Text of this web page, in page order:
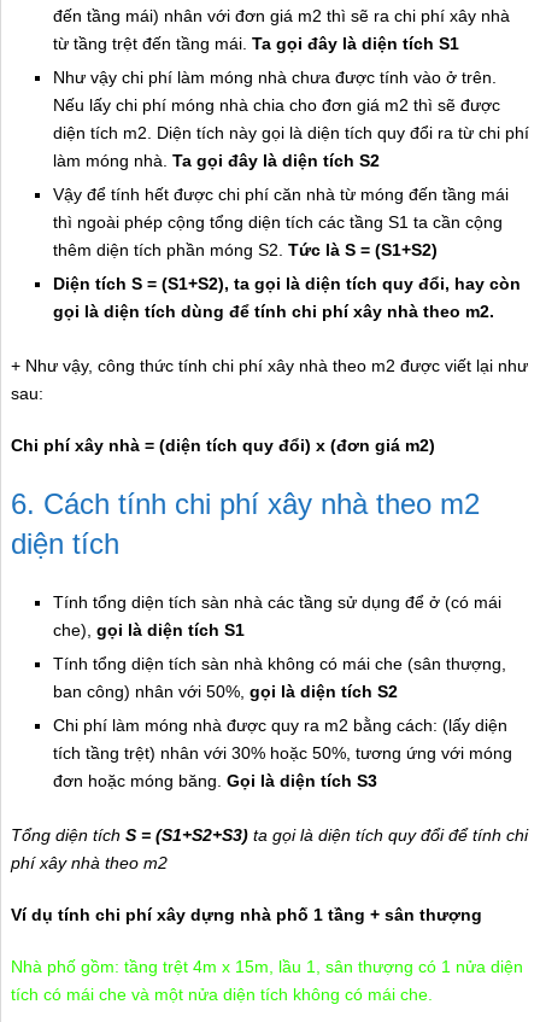
đến tầng mái) nhân với đơn giá m2 thì sẽ ra chi phí xây nhà
từ tầng trệt đến tầng mái. Ta gọi đây là diện tích S1
Như vậy chi phí làm móng nhà chưa được tính vào ở trên.
Nếu lấy chi phí móng nhà chia cho đơn giá m2 thì sẽ được
diện tích m2. Diện tích này gọi là diện tích quy đổi ra từ chi phí
làm móng nhà. Ta gọi đây là diện tích S2
Vậy để tính hết được chi phí căn nhà từ móng đến tầng mái
thì ngoài phép cộng tổng diện tích các tầng S1 ta cần cộng
thêm diện tích phần móng S2. Tức là S = (S1+S2)
Diện tích S = (S1+S2), ta gọi là diện tích quy đổi, hay còn
gọi là diện tích dùng để tính chi phí xây nhà theo m2.
+ Như vậy, công thức tính chi phí xây nhà theo m2 được viết lại như
sau:
Chi phí xây nhà = (diện tích quy đổi) x (đơn giá m2)
6. Cách tính chi phí xây nhà theo m2
diện tích
Tính tổng diện tích sàn nhà các tầng sử dụng để ở (có mái
che), gọi là diện tích S1
Tính tổng diện tích sàn nhà không có mái che (sân thượng,
ban công) nhân với 50%, gọi là diện tích S2
Chi phí làm móng nhà được quy ra m2 bằng cách: (lấy diện
tích tầng trệt) nhân với 30% hoặc 50%, tương ứng với móng
đơn hoặc móng băng. Gọi là diện tích S3
Tổng diện tích S = (S1+S2+S3)ta gọi là diện tích quy đổi để tính chi
phí xây nhà theo m2
Ví dụ tính chi phí xây dựng nhà phố 1 tầng + sân thượng
Nhà phố gồm: tầng trệt 4m x 15m, lầu 1, sân thượng có 1 nửa diện
tích có mái che và một nửa diện tích không có mái che.